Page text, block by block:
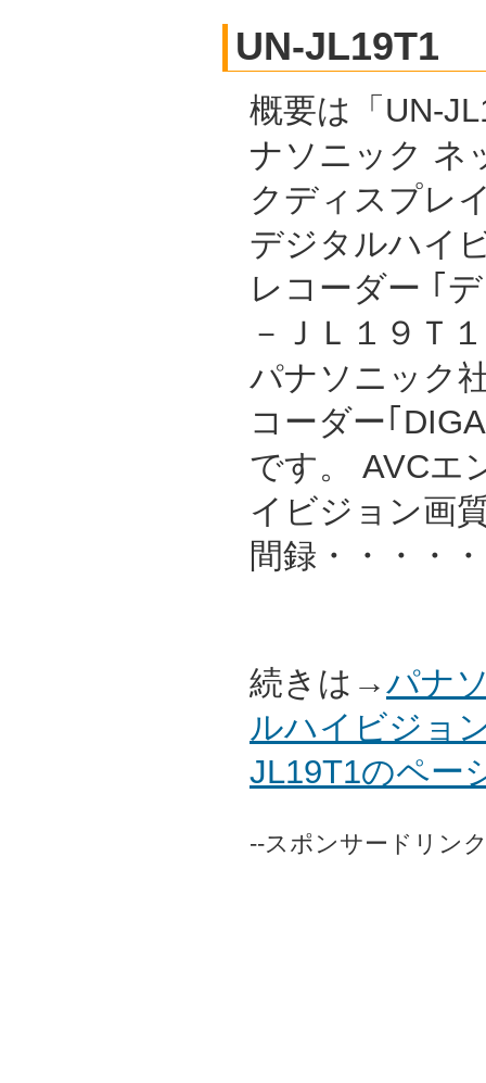
UN-JL19T1
概要は「UN-
ナソニック ネ
クディスプレ
デジタルハイ
レコーダー ｢
－ＪＬ１９Ｔ
パナソニック
コーダー｢
です。 AVCエ
イビジョン画
間録・・・・
続きは→パナ
ルハイビジョ
JL19T1のペー
--スポンサードリン